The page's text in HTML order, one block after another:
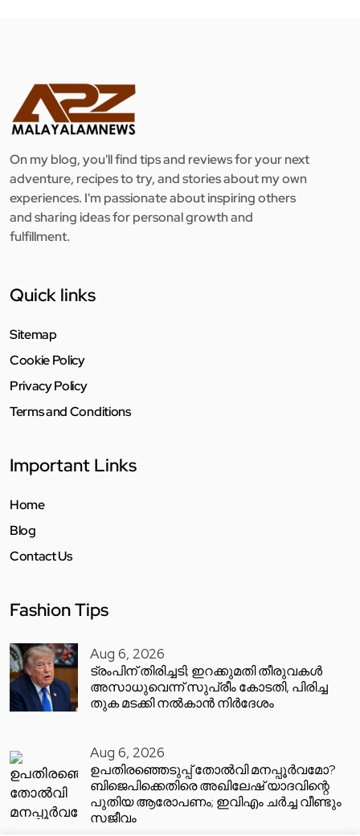
On my blog, you'll find tips and reviews for your next
adventure, recipes to try, and stories about my own
experiences. I'm passionate about inspiring others
and sharing ideas for personal growth and
fulfillment.
Quick links
Sitemap
Cookie Policy
Privacy Policy
Terms and Conditions
Important Links
Home
Blog
Contact Us
Fashion Tips
Aug 6, 2026
ട്രംപിന് തിരിച്ചടി; ഇറക്കുമതി തീരുവകൾ
അസാധുവെന്ന് സുപ്രീം കോടതി, പിരിച്ച
തുക മടക്കി നൽകാൻ നിർദേശം
Aug 6, 2026
ഉപതിരഞ്ഞെടുപ്പ് തോൽവി മനപ്പൂർവമോ?
ബിജെപിക്കെതിരെ അഖിലേഷ് യാദവിന്റെ
പുതിയ ആരോപണം; ഇവിഎം ചർച്ച വീണ്ടും
സജീവം